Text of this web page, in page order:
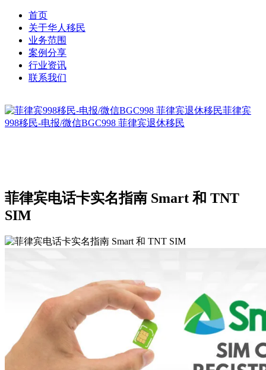
首页
关于华人移民
业务范围
案例分享
行业资讯
联系我们
菲律宾
998移民-电报/微信BGC998 菲律宾退休移民
菲律宾电话卡实名指南 Smart 和 TNT
SIM